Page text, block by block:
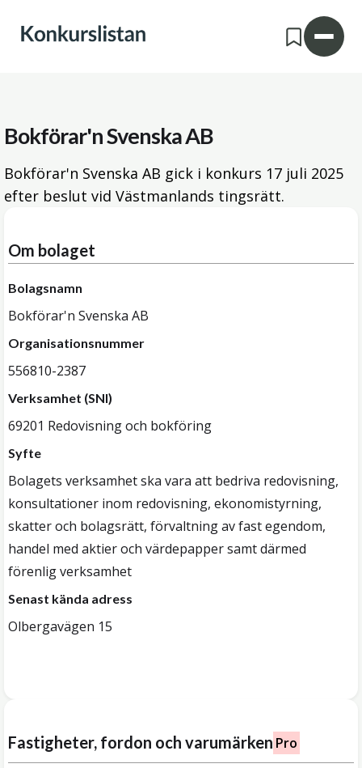
Bokförar'n Svenska AB
Bokförar'n Svenska AB gick i konkurs 17 juli 2025
efter beslut vid Västmanlands tingsrätt.
Om bolaget
Bolagsnamn
Bokförar'n Svenska AB
Organisationsnummer
556810-2387
Verksamhet (SNI)
69201 Redovisning och bokföring
Syfte
Bolagets verksamhet ska vara att bedriva redovisning,
konsultationer inom redovisning, ekonomistyrning,
skatter och bolagsrätt, förvaltning av fast egendom,
handel med aktier och värdepapper samt därmed
förenlig verksamhet
Senast kända adress
Olbergavägen 15
Fastigheter, fordon och varumärken Pro